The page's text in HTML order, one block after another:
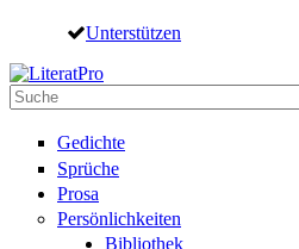
Direkt zum Inhalt
Unterstützen
Suche
Gedichte
Sprüche
Prosa
Persönlichkeiten
Bibliothek